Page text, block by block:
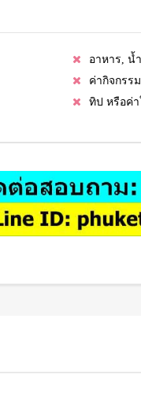
อาหาร, น้
ค่ากิจกรร
ทิป หรือค่